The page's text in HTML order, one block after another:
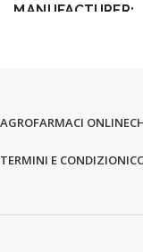
MANUFACTURER
AGROFARMACI ONLINE
TERMINI E CONDIZIONI